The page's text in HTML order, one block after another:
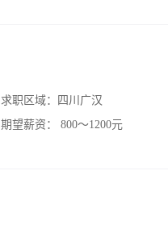
求职区域：
四川广汉
期望薪资：
800～1200元